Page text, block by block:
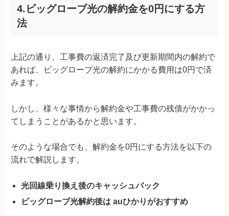
4.ビッグローブ光の解約金を0円にする方
法
上記の通り、工事費の返済完了及び更新期間内の解約で
あれば、ビッグローブ光の解約にかかる費用は0円で済
みます。
しかし、様々な事情から解約金や工事費の残債がかかっ
てしまうことがあるかと思います。
そのような場合でも、解約金を0円にする方法を以下の
流れで解説します。
光回線乗り換え後のキャッシュバック
ビッグローブ光解約後は auひかりがおすすめ